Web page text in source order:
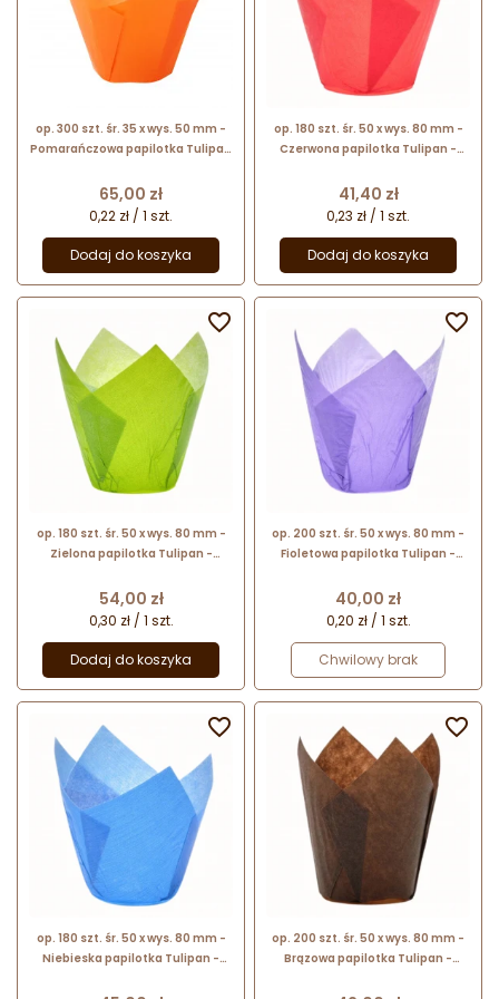
op. 300 szt. śr. 35 x wys. 50 mm -
Pomarańczowa papilotka Tulipan
wypieku muffinek
Cena
65,00 zł
0,22 zł / 1 szt.
Dodaj do koszyka
op. 180 szt. śr. 50 x wys. 80 mm -
Czerwona papilotka Tulipan -
muffinek
Cena
41,40 zł
0,23 zł / 1 szt.
Dodaj do koszyka
op. 180 szt. śr. 50 x wys. 80 mm -
Zielona papilotka Tulipan -
muffinek
Cena
54,00 zł
0,30 zł / 1 szt.
Dodaj do koszyka

op. 200 szt. śr. 50 x wys. 80 mm -
Fioletowa papilotka Tulipan -
muffinek
Cena
40,00 zł
0,20 zł / 1 szt.
Chwilowy brak

op. 180 szt. śr. 50 x wys. 80 mm -
Niebieska papilotka Tulipan -

op. 200 szt. śr. 50 x wys. 80 mm -
Brązowa papilotka Tulipan -
